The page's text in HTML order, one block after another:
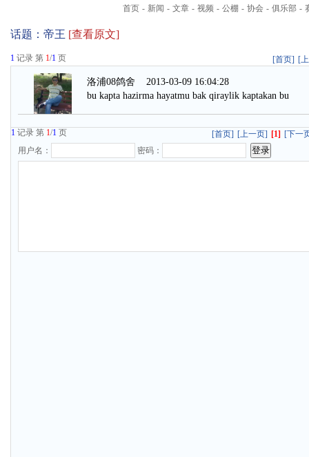
首页 - 新闻 - 文章 - 视频 - 公棚 - 协会 - 俱乐部 -
话题： 帝王 [查看原文]
1 记录 第 1/1 页 [首页] [
洛浦08鸽舍 2013-03-09 16:04:28
bu kapta hazirma hayatmu bak qiraylik kaptakan bu
1 记录 第 1/1 页 [首页] [上一页] [1] [下一
用户名：
密码：